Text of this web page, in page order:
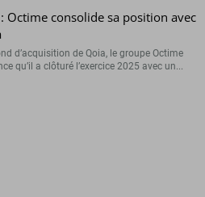
: Octime consolide sa position avec
d’acquisition de Qoia, le groupe Octime
qu’il a clôturé l’exercice 2025 avec un...